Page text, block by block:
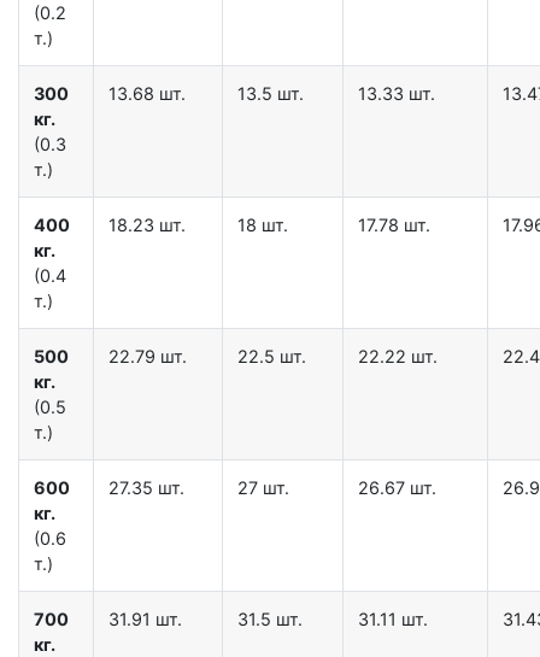
(0.2
т.)
300
кг.
(0.3
т.)
13.68 шт. 13.5 шт. 13.33 шт.
400
кг.
(0.4
т.)
18.23 шт. 18 шт. 17.78 шт.
500
кг.
(0.5
т.)
22.79 шт. 22.5 шт. 22.22 шт.
600
кг.
(0.6
т.)
27.35 шт. 27 шт. 26.67 шт.
700
кг.
31.91 шт. 31.5 шт. 31.11 шт.